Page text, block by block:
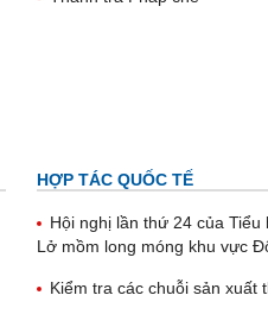
HỢP TÁC QUỐC TẾ
Hội nghị lần thứ 24 của
Lở mồm long móng khu vực
Kiểm tra các chuỗi sản xuất